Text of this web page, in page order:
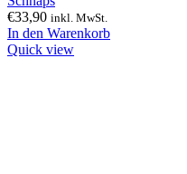
€33,90 inkl. MwSt.
In den Warenkorb
Quick view